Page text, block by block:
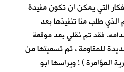
التي يمكن ان تكون مفيدة
الذي طلب منا تنفيذها بعد
فقد تم نقلي بعد موقعة
للمقاومة ، تم تسميتها من
المؤامرة ) ! ويراسها ابو